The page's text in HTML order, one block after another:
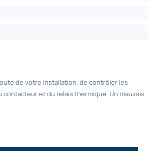
de votre installation, de contrôler les
et du relais thermique. Un mauvais